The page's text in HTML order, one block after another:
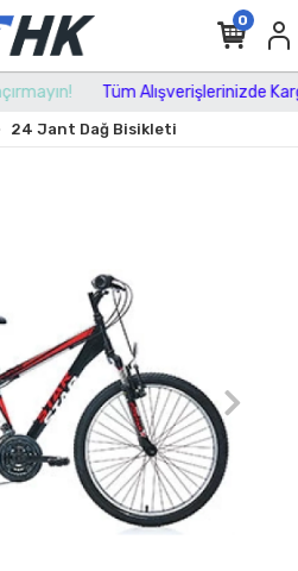
Tüm Alışverişlerinizde
0
24 Jant Dağ Bisikleti